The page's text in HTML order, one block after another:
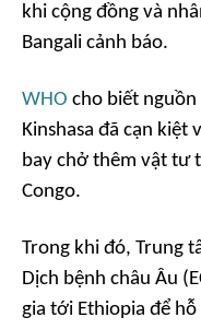
khi cộng đồng và
Bangali cảnh báo.
WHO cho biết
Kinshasa đã cạn kiệt
bay chở thêm vật tư
Congo.
Trong khi đó, Trung
Dịch bệnh châu Âu
gia tới Ethiopia để